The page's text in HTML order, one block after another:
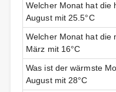
Welcher Monat hat die
August mit 25.5°C
Welcher Monat hat die
März mit 16°C
Was ist der wärmste
August mit 28°C